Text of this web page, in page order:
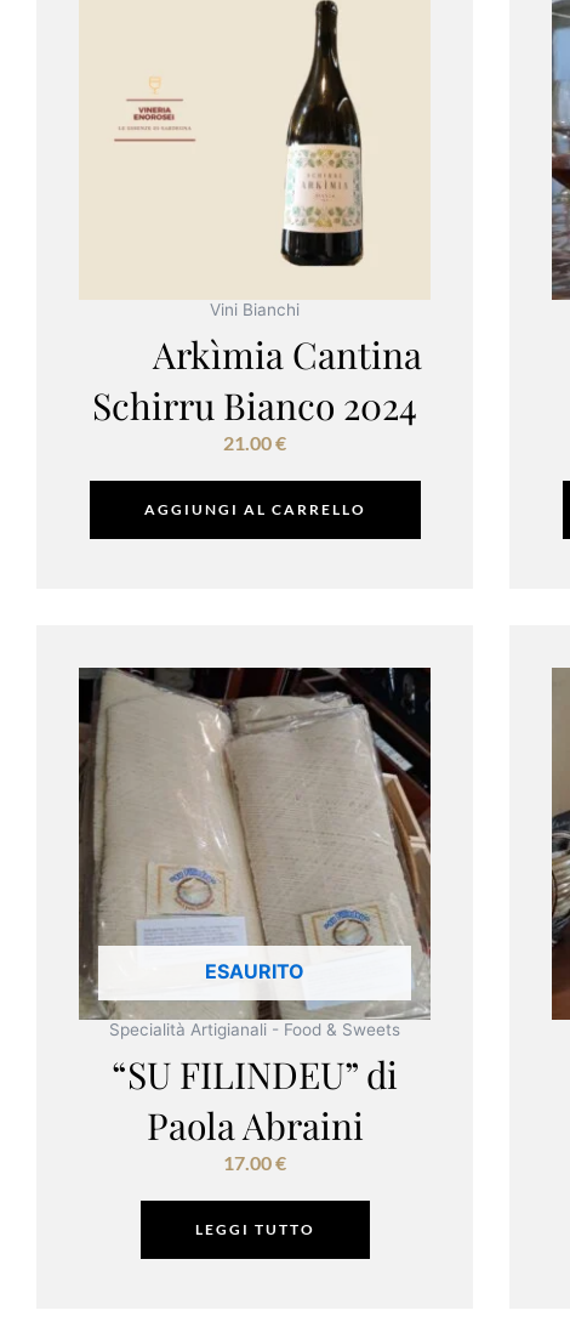
Vini Bianchi
Arkìmia Cantina
Schirru Bianco 2024
21.00€
AGGIUNGI AL CARRELLO
ESAURITO
Specialità Artigianali - Food & Sweets
“SU FILINDEU” di
Paola Abraini
17.00€
LEGGI TUTTO